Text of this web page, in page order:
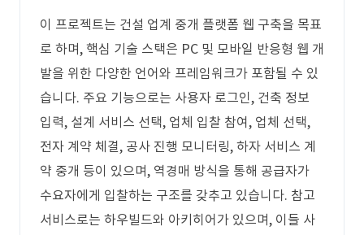
이 프로젝트는 건설 업계 중개 플랫폼 웹 구축을 목표
로 하며, 핵심 기술 스택은 PC 및 모바일 반응형 웹 개
발을 위한 다양한 언어와 프레임워크가 포함될 수 있
습니다. 주요 기능으로는 사용자 로그인, 건축 정보
입력, 설계 서비스 선택, 업체 입찰 참여, 업체 선택,
전자 계약 체결, 공사 진행 모니터링, 하자 서비스 계
약 중개 등이 있으며, 역경매 방식을 통해 공급자가
수요자에게 입찰하는 구조를 갖추고 있습니다. 참고
서비스로는 하우빌드와 아키히어가 있으며, 이들 사